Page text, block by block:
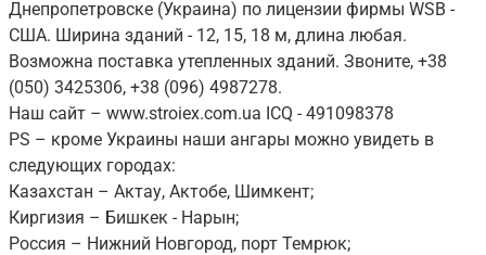
Днепропетровске (Украина) по лицензии фирмы WSB -
США. Ширина зданий - 12, 15, 18 м, длина любая.
Возможна поставка утепленных зданий. Звоните, +38
(050) 3425306, +38 (096) 4987278.
Наш сайт – www.stroiex.com.ua ICQ - 491098378
PS – кроме Украины наши ангары можно увидеть в
следующих городах:
Казахстан – Актау, Актобе, Шимкент;
Киргизия – Бишкек - Нарын;
Россия – Нижний Новгород, порт Темрюк;